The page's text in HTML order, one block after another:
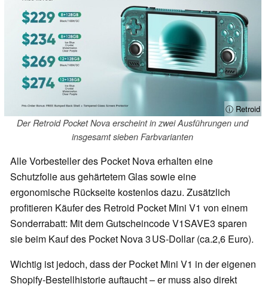
ⓘ Retroid
Der Retroid Pocket Nova erscheint in zwei Ausführungen und
insgesamt sieben Farbvarianten
Alle Vorbesteller des Pocket Nova erhalten eine
Schutzfolie aus gehärtetem Glas sowie eine
ergonomische Rückseite kostenlos dazu. Zusätzlich
profitieren Käufer des Retroid Pocket Mini V1 von einem
Sonderrabatt: Mit dem Gutscheincode V1SAVE3 sparen
sie beim Kauf des Pocket Nova 3 US‑Dollar (ca.2,6 Euro).
Wichtig ist jedoch, dass der Pocket Mini V1 in der eigenen
Shopify‑Bestellhistorie auftaucht – er muss also direkt